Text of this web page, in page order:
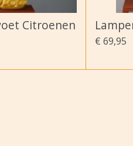
Citroenen
€ 69,95